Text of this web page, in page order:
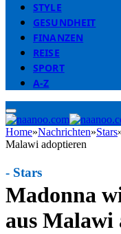
STYLE
GESUNDHEIT
FINANZEN
REISE
SPORT
A-Z
Home»Nachrichten»Stars
Malawi adoptieren
Madonna
aus Malawi
- Stars